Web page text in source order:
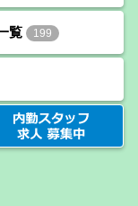
覧 199